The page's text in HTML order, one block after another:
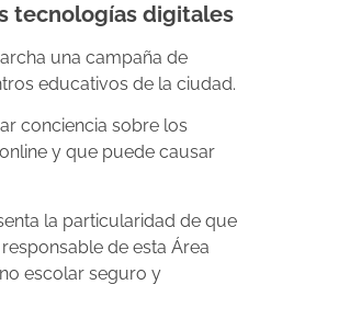
tecnologías digitales
una campaña de
educativos de la ciudad.
conciencia sobre los
y que puede causar
la particularidad de que
de esta Área
escolar seguro y